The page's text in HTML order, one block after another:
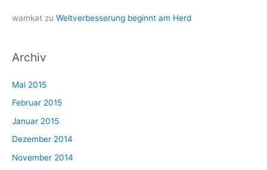
wamkat zu Weltverbesserung beginnt am Herd
Archiv
Mai 2015
Februar 2015
Januar 2015
Dezember 2014
November 2014